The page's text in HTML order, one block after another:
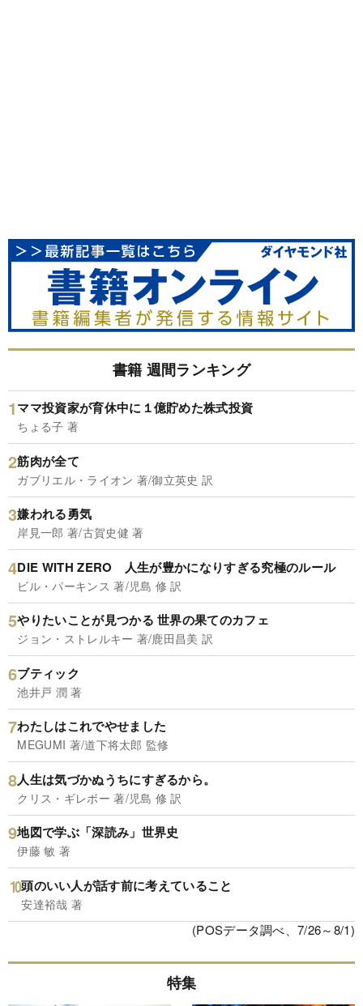
書籍 週間ランキング
ママ投資家が育休中に１億貯めた株式投資
ちょる子 著
筋肉が全て
ガブリエル・ライオン 著/御立英史 訳
嫌われる勇気
岸見一郎 著/古賀史健 著
DIE WITH ZERO 人生が豊かになりすぎる究極のルール
ビル・パーキンス 著/児島 修 訳
やりたいことが見つかる 世界の果てのカフェ
ジョン・ストレルキー 著/鹿田昌美 訳
ブティック
池井戸 潤 著
わたしはこれでやせました
MEGUMI 著/道下将太郎 監修
人生は気づかぬうちにすぎるから。
クリス・ギレボー 著/児島 修 訳
地図で学ぶ「深読み」世界史
伊藤 敏 著
頭のいい人が話す前に考えていること
安達裕哉 著
(POSデータ調べ、7/26～8/1)
特集